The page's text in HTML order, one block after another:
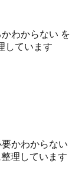
わからない を
しています
かわからない
理しています